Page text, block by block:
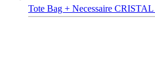
Tote Bag + Necessaire CRISTAL